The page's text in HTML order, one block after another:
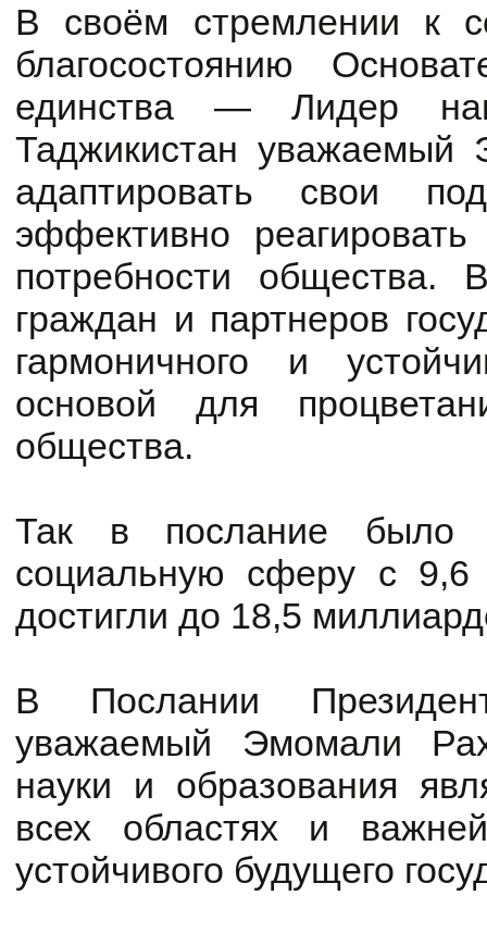
В своём стремлении к
благосостоянию
единства — Лидер
Таджикистан уважаемый
адаптировать свои
эффективно
потребности общества.
граждан и партнеров
гармоничного и
основой для
общества.
Так в послание было
социальную сферу с 9,6
достигли до 18,5
В Послании
уважаемый Эмомали
науки и образования
всех областях и
устойчивого будущего